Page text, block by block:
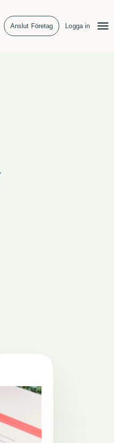
Anslut Företag Logga in